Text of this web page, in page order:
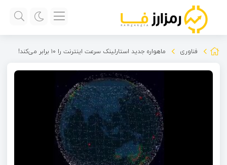
فناوری ماهواره‌ جدید استارلینک سرعت اینترنت را ۱۰ برابر می‌کند!